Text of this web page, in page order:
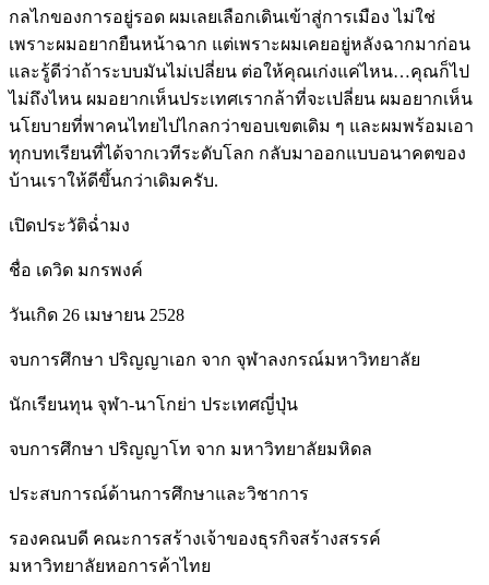
กลไกของการอยู่รอด ผมเลยเลือกเดินเข้าสู่การเมือง ไม่ใช่
เพราะผมอยากยืนหน้าฉาก แต่เพราะผมเคยอยู่หลังฉากมาก่อน
และรู้ดีว่าถ้าระบบมันไม่เปลี่ยน ต่อให้คุณเก่งแค่ไหน…คุณก็ไป
ไม่ถึงไหน ผมอยากเห็นประเทศเรากล้าที่จะเปลี่ยน ผมอยากเห็น
นโยบายที่พาคนไทยไปไกลกว่าขอบเขตเดิม ๆ และผมพร้อมเอา
ทุกบทเรียนที่ได้จากเวทีระดับโลก กลับมาออกแบบอนาคตของ
บ้านเราให้ดีขึ้นกว่าเดิมครับ.
เปิดประวัติฉ่ำมง
ชื่อ เดวิด มกรพงค์
วันเกิด 26 เมษายน 2528
จบการศึกษา ปริญญาเอก จาก จุฬาลงกรณ์มหาวิทยาลัย
นักเรียนทุน จุฬา-นาโกย่า ประเทศญี่ปุ่น
จบการศึกษา ปริญญาโท จาก มหาวิทยาลัยมหิดล
ประสบการณ์ด้านการศึกษาและวิชาการ
รองคณบดี คณะการสร้างเจ้าของธุรกิจสร้างสรรค์
มหาวิทยาลัยหอการค้าไทย